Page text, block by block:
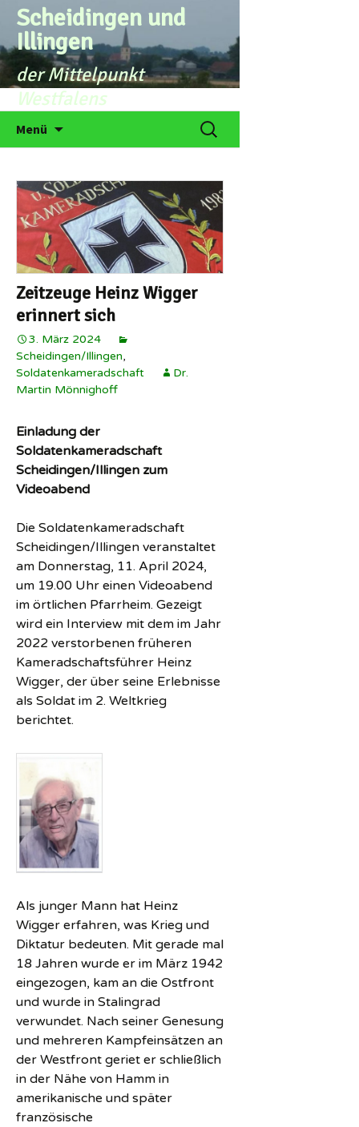
Zum
Inhalt
springen
Scheidingen und
Illingen
der Mittelpunkt
Westfalens
Menü
Suchen
nach:
Zeitzeuge Heinz Wigger
erinnert sich
3. März 2024
Scheidingen/Illingen,
Soldatenkameradschaft
Dr.
Martin Mönnighoff
Einladung der
Soldatenkameradschaft
Scheidingen/Illingen zum
Videoabend
Die Soldatenkameradschaft
Scheidingen/Illingen veranstaltet
am Donnerstag, 11. April 2024,
um 19.00 Uhr einen Videoabend
im örtlichen Pfarrheim. Gezeigt
wird ein Interview mit dem im Jahr
2022 verstorbenen früheren
Kameradschaftsführer Heinz
Wigger, der über seine Erlebnisse
als Soldat im 2. Weltkrieg
berichtet.
Als junger Mann hat Heinz
Wigger erfahren, was Krieg und
Diktatur bedeuten. Mit gerade mal
18 Jahren wurde er im März 1942
eingezogen, kam an die Ostfront
und wurde in Stalingrad
verwundet. Nach seiner Genesung
und mehreren Kampfeinsätzen an
der Westfront geriet er schließlich
in der Nähe von Hamm in
amerikanische und später
französische